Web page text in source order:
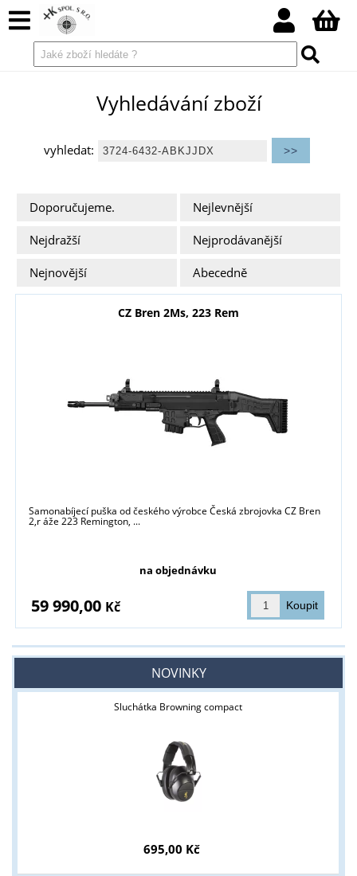
Vyhledávání zboží
vyhledat:
Doporučujeme.
Nejlevnější
Nejdražší
Nejprodávanější
Nejnovější
Abecedně
CZ Bren 2Ms, 223 Rem
Samonabíjecí puška od českého výrobce Česká zbrojovka CZ Bren
2,r áže 223 Remington, ...
na objednávku
59 990,00 Kč
NOVINKY
Sluchátka Browning compact
695,00 Kč